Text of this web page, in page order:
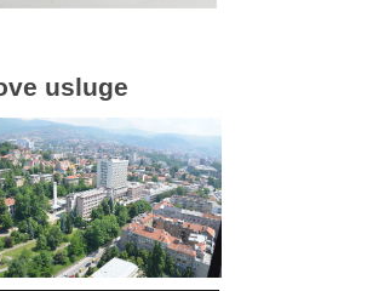
usluge